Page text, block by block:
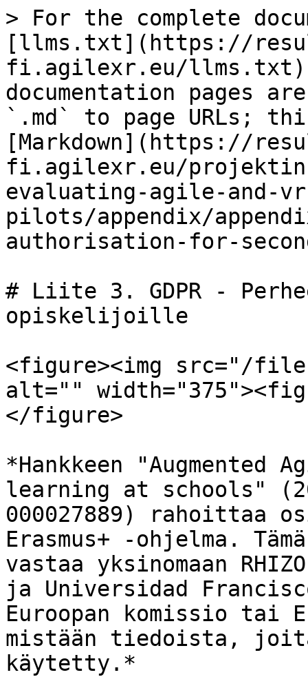
> For the complete
[llms.txt](https://
fi.agilexr.eu/llms.txt).
documentation pages
`.md` to page URLs;
[Markdown](https://
fi.agilexr.eu/
evaluating-agile-and-
pilots/appendix/
authorisation-for-
# Liite 3. GDPR -
opiskelijoille
<figure><img src="/files/
alt=""
</figure>
*Hankkeen "Augmented
learning at schools"
000027889) rahoittaa
Erasmus+ -ohjelma.
vastaa yksinomaan
ja Universidad
Euroopan komissio tai
mistään tiedoista,
käytetty.*